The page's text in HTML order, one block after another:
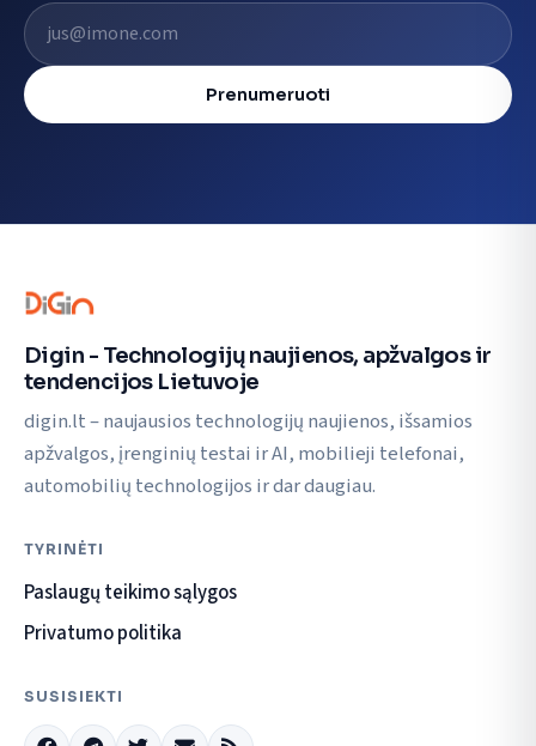
El. pašto adresas
Prenumeruoti
Digin - Technologijų naujienos, apžvalgos ir
tendencijos Lietuvoje
digin.lt – naujausios technologijų naujienos, išsamios
apžvalgos, įrenginių testai ir AI, mobilieji telefonai,
automobilių technologijos ir dar daugiau.
TYRINĖTI
Paslaugų teikimo sąlygos
Privatumo politika
SUSISIEKTI